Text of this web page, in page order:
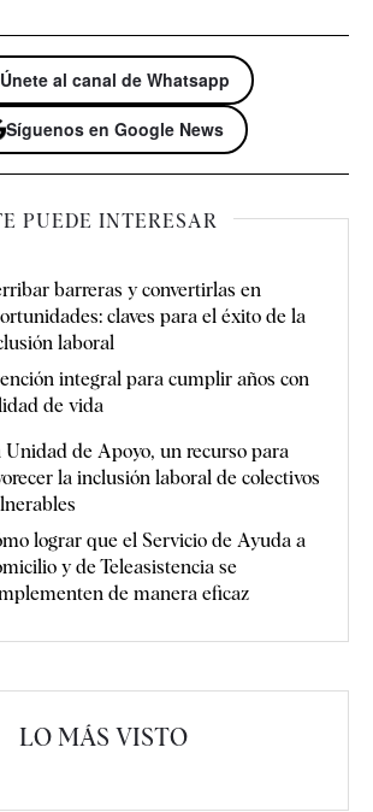
Únete al canal de Whatsapp
Síguenos en Google News
PUEDE INTERESAR
barreras y convertirlas en
claves para el éxito de la
laboral
integral para cumplir años con
de vida
Unidad de Apoyo, un recurso para
la inclusión laboral de colectivos
lograr que el Servicio de Ayuda a
y de Teleasistencia se
de manera eficaz
LO MÁS VISTO